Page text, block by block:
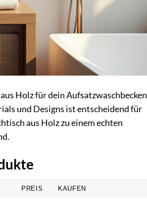
aus Holz für dein Aufsatzwaschbecken
und Designs ist entscheidend für
aus Holz zu einem echten
PREIS KAUFEN